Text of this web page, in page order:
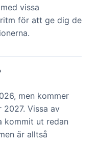
vissa
för att ge dig de
men kommer
Vissa av
kommit ut redan
är alltså